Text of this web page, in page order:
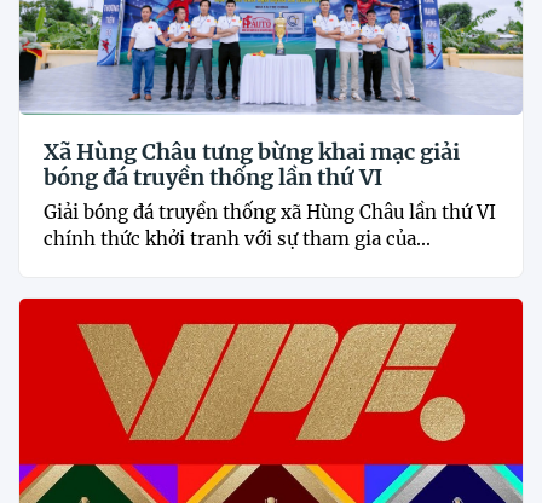
Xã Hùng Châu tưng bừng khai mạc giải
bóng đá truyền thống lần thứ VI
Giải bóng đá truyền thống xã Hùng Châu lần thứ VI
chính thức khởi tranh với sự tham gia của...